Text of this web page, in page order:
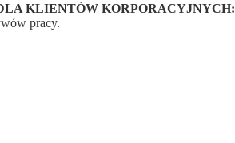
KLIENTÓW KORPORACYJNYCH:
pracy.